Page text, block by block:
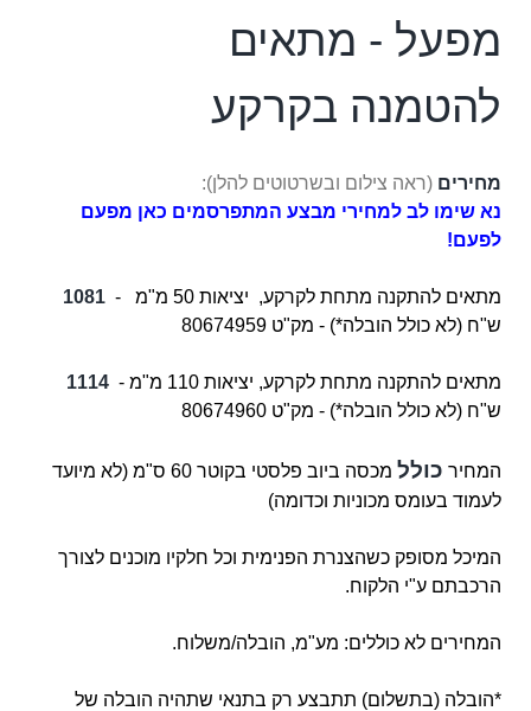
מפעל - מתאים
להטמנה בקרקע
מחירים (ראה צילום ובשרטוטים להלן):
נא שימו לב למחירי מבצע המתפרסמים כאן מפעם
לפעם!
מתאים להתקנה מתחת לקרקע, יציאות 50 מ"מ -
1081
ש"ח (לא כולל הובלה*) - מק"ט 80674959
מתאים להתקנה מתחת לקרקע, יציאות 110 מ"מ -
1114
ש"ח (לא כולל הובלה*) - מק"ט 80674960
המחיר כולל
מכסה ביוב פלסטי בקוטר 60 ס"מ (לא מיועד
לעמוד בעומס מכוניות וכדומה)
המיכל מסופק כשהצנרת הפנימית וכל חלקיו מוכנים לצורך
הרכבתם ע"י הלקוח.
המחירים לא כוללים: מע"מ, הובלה/משלוח.
*הובלה (בתשלום) תתבצע רק בתנאי שתהיה הובלה של